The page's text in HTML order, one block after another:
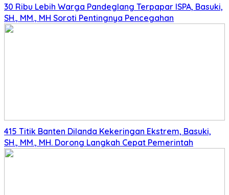
30 Ribu Lebih Warga Pandeglang Terpapar ISPA, Basuki,
SH., MM., MH Soroti Pentingnya Pencegahan
415 Titik Banten Dilanda Kekeringan Ekstrem, Basuki,
SH., MM., MH. Dorong Langkah Cepat Pemerintah